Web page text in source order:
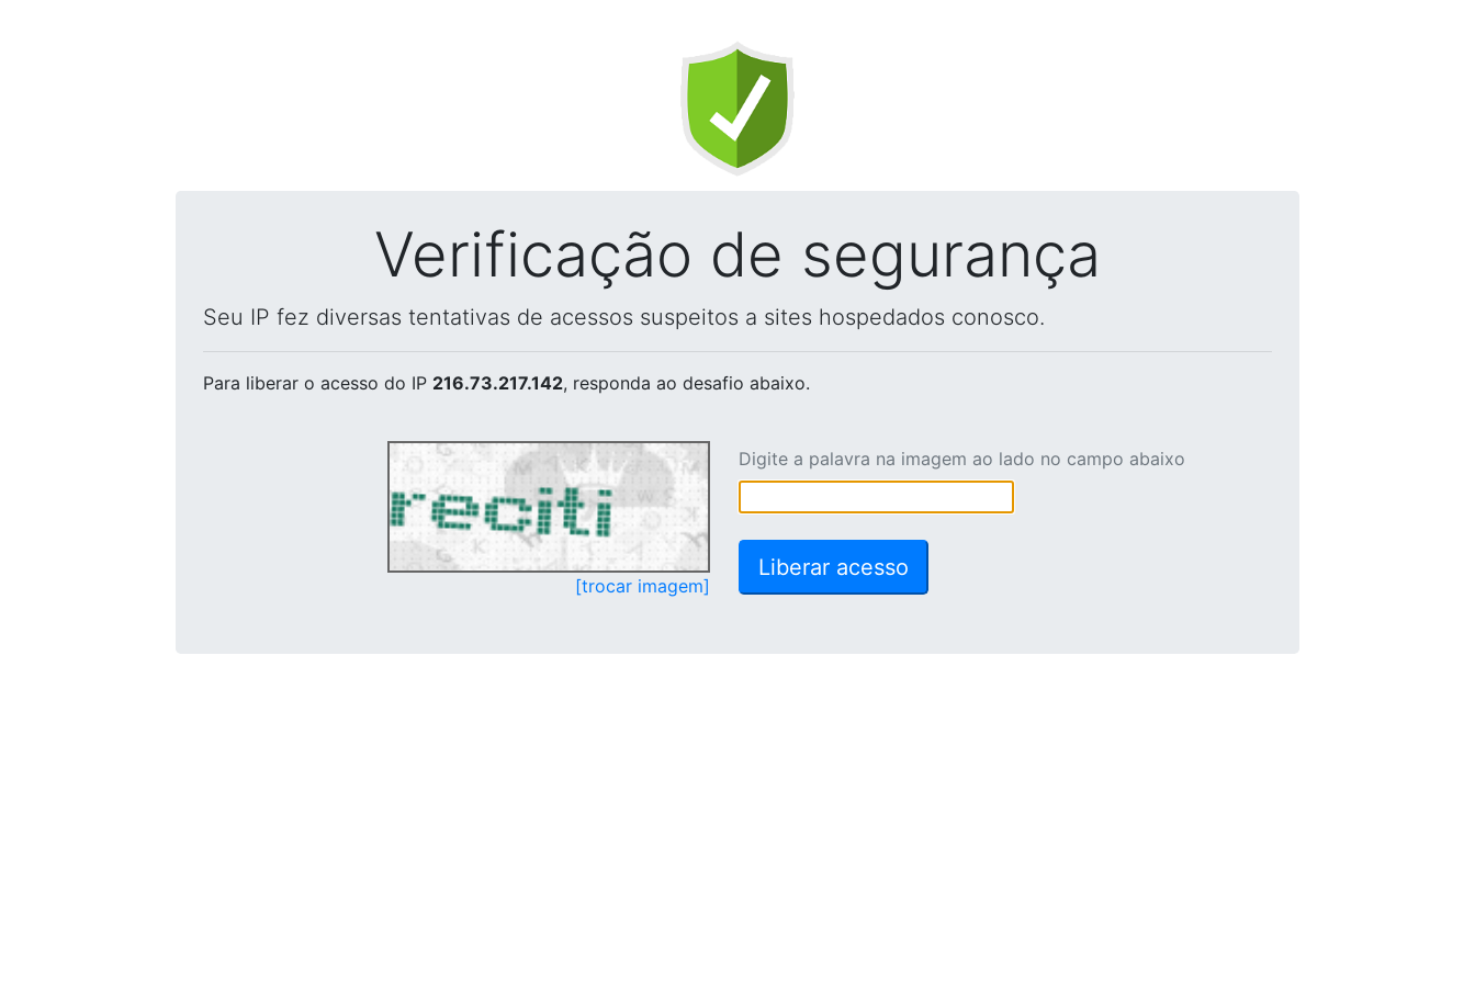
Verificação de segurança
Seu IP fez diversas tentativas de acessos suspeitos a sites hospedados conosco.
Para liberar o acesso do IP 216.73.217.142, responda ao desafio abaixo.
[trocar imagem]
Digite a palavra na imagem ao lado no campo abaixo